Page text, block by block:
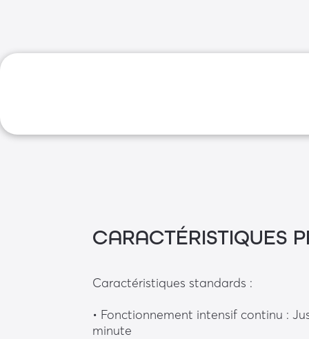
CARACTÉRISTIQUES
Caractéristiques standards :
• Fonctionnement intensif continu :
minute